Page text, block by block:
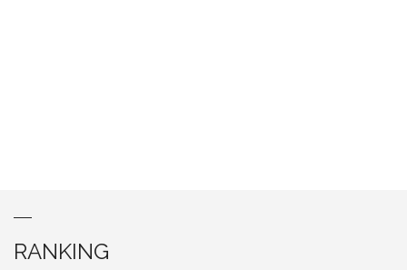
RANKING